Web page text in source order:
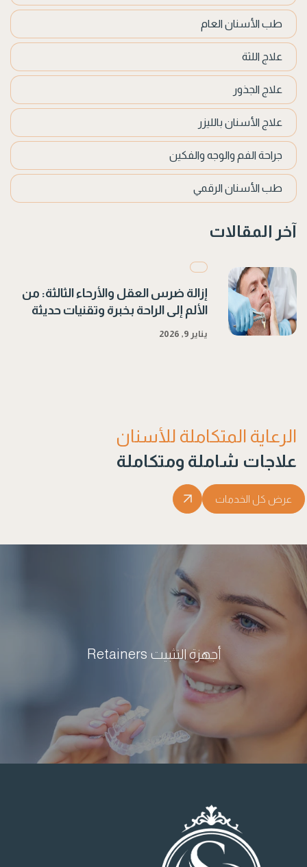
طب الأسنان العام
علاج اللثة
علاج الجذور
علاج الأسنان بالليزر
جراحة الفم والوجه والفكين
طب الأسنان الرقمي
آخر المقالات
إزالة ضرس العقل والأرحاء الثالثة: من
الألم إلى الراحة بخبرة وتقنيات حديثة
يناير 9, 2026
الرعاية المتكاملة للأسنان
علاجات شاملة ومتكاملة
عرض كل الخدمات
أجهزة التثبيت Retainers